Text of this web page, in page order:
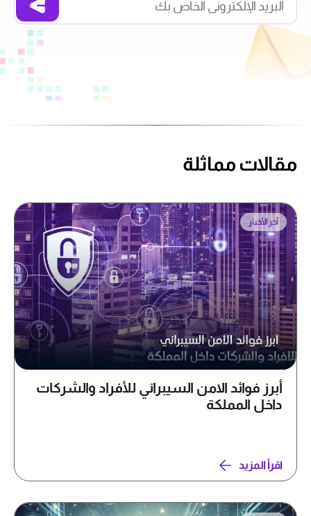
مقالات مماثلة
آخر الأخبار
أبرز فوائد الامن السيبراني للأفراد والشركات
داخل المملكة
اقرأ المزيد